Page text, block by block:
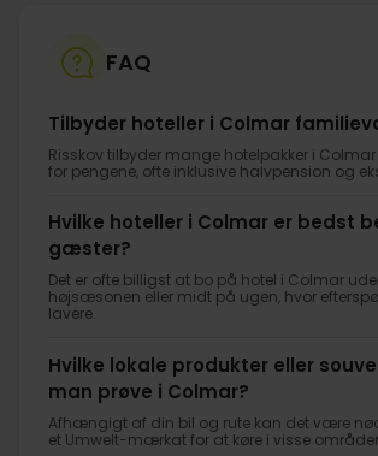
FAQ
Tilbyder hoteller i Colmar
Risskov tilbyder mange hotelpakker i
for pengene, ofte inklusive halvpension og
Hvilke hoteller i Colmar er bedst
gæster?
Det er ofte billigst at bo på hotel i Colmar
højsæsonen eller midt på ugen, hvor
lavere.
Hvilke lokale produkter eller
man prøve i Colmar?
Afhængigt af din bil og rute kan det være
et Umwelt-mærkat for at køre i visse